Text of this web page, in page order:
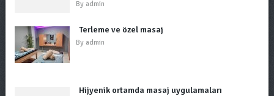
By admin
Terleme ve özel masaj
By admin
Hijyenik ortamda masaj uygulamaları